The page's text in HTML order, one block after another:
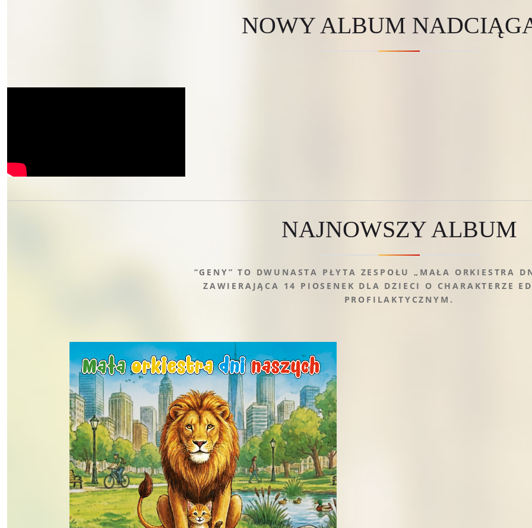
NOWY ALBUM
NAJNOWSZY ALBUM
“GENY” TO DWUNASTA PŁYTA ZESPOŁU „MAŁA ORKIESTRA
ZAWIERAJĄCA 14 PIOSENEK DLA DZIECI O CHARAKTERZE
PROFILAKTYCZNYM.